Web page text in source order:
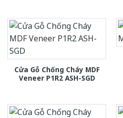
Cửa Gỗ Chống Cháy MDF
Veneer P1R2 ASH-SGD